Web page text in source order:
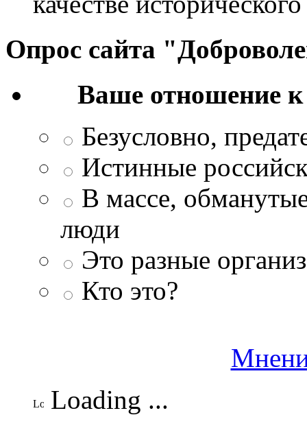
Опрос сайта
Ваше отношение
Безусловно,
Истинные
В массе,
люди
Это разные
Кто это?
Loading ...